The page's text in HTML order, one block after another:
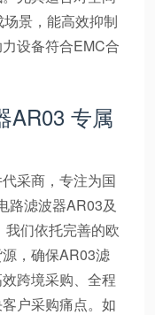
景，能高效抑制
设备符合EMC合
AR03 专属
采商，专注为国
路滤波器AR03及
们依托完善的欧
，确保AR03滤
跨境采购、全程
户采购痛点。如